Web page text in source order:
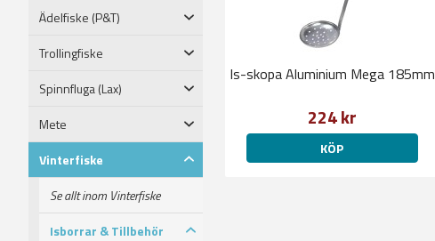
Ädelfiske (P&T)
Trollingfiske
Spinnfluga (Lax)
Mete
Vinterfiske
Se allt inom Vinterfiske
Isborrar & Tillbehör
Is-skopa Aluminium Mega 185mm
224 kr
KÖP